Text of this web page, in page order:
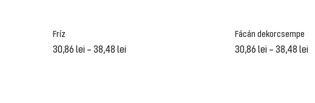
Fríz
30,86 lei – 38,48 lei
Fácán dekorcsempe
30,86 lei – 38,48 lei